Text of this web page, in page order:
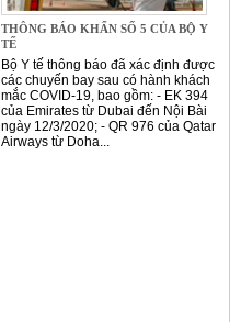
THÔNG BÁO KHẨN SỐ 5 CỦA BỘ Y
TẾ
Bộ Y tế thông báo đã xác định được
các chuyến bay sau có hành khách
mắc COVID-19, bao gồm: - EK 394
của Emirates từ Dubai đến Nội Bài
ngày 12/3/2020; - QR 976 của Qatar
Airways từ Doha...